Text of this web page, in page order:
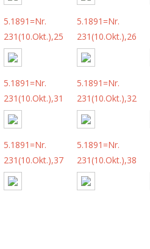
5.1891=Nr.
231(10.Okt.),25
5.1891=Nr.
231(10.Okt.),26
5.1891=Nr.
231(10.Okt.),31
5.1891=Nr.
231(10.Okt.),32
5.1891=Nr.
231(10.Okt.),37
5.1891=Nr.
231(10.Okt.),38